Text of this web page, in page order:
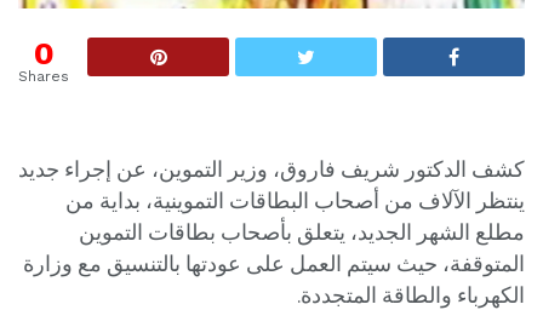
0
Shares
كشف الدكتور شريف فاروق، وزير التموين، عن إجراء جديد
ينتظر الآلاف من أصحاب البطاقات التموينية، بداية من
مطلع الشهر الجديد، يتعلق بأصحاب بطاقات التموين
المتوقفة، حيث سيتم العمل على عودتها بالتنسيق مع وزارة
الكهرباء والطاقة المتجددة.